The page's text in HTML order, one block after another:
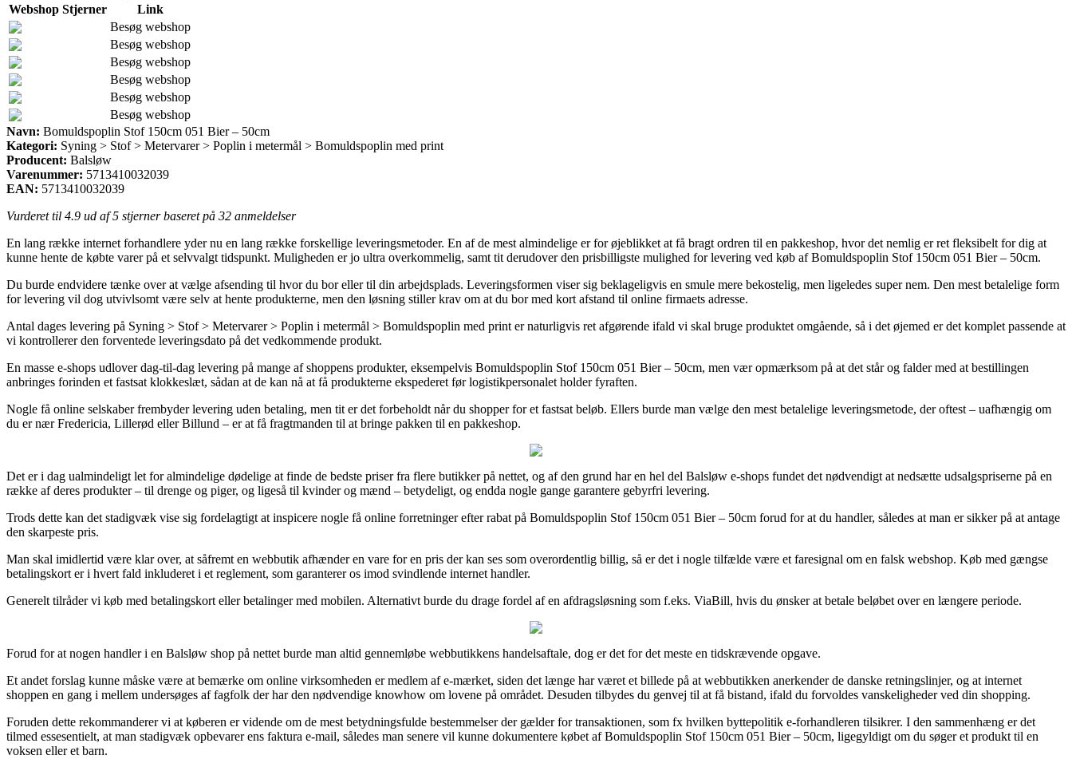
Webshop Stjerner
Link
Besøg webshop
Besøg webshop
Besøg webshop
Besøg webshop
Besøg webshop
Besøg webshop
Navn: Bomuldspoplin Stof 150cm 051 Bier – 50cm
Kategori: Syning > Stof > Metervarer > Poplin i metermål > Bomuldspoplin med print
Producent: Balsløw
Varenummer: 5713410032039
EAN: 5713410032039
Vurderet til 4.9 ud af 5 stjerner baseret på 32 anmeldelser
En lang række internet forhandlere yder nu en lang række forskellige leveringsmetoder. En af de mest almindelige er for øjeblikket at få bragt ordren til en pakkeshop, hvor det nemlig er ret fleksibelt for dig at
kunne hente de købte varer på et selvvalgt tidspunkt. Muligheden er jo ultra overkommelig, samt tit derudover den prisbilligste mulighed for levering ved køb af Bomuldspoplin Stof 150cm 051 Bier – 50cm.
Du burde endvidere tænke over at vælge afsending til hvor du bor eller til din arbejdsplads. Leveringsformen viser sig beklageligvis en smule mere bekostelig, men ligeledes super nem. Den mest betalelige form
for levering vil dog utvivlsomt være selv at hente produkterne, men den løsning stiller krav om at du bor med kort afstand til online firmaets adresse.
Antal dages levering på Syning > Stof > Metervarer > Poplin i metermål > Bomuldspoplin med print er naturligvis ret afgørende ifald vi skal bruge produktet omgående, så i det øjemed er det komplet passende at
vi kontrollerer den forventede leveringsdato på det vedkommende produkt.
En masse e-shops udlover dag-til-dag levering på mange af shoppens produkter, eksempelvis Bomuldspoplin Stof 150cm 051 Bier – 50cm, men vær opmærksom på at det står og falder med at bestillingen
anbringes forinden et fastsat klokkeslæt, sådan at de kan nå at få produkterne ekspederet før logistikpersonalet holder fyraften.
Nogle få online selskaber frembyder levering uden betaling, men tit er det forbeholdt når du shopper for et fastsat beløb. Ellers burde man vælge den mest betalelige leveringsmetode, der oftest – uafhængig om
du er nær Fredericia, Lillerød eller Billund – er at få fragtmanden til at bringe pakken til en pakkeshop.
Det er i dag ualmindeligt let for almindelige dødelige at finde de bedste priser fra flere butikker på nettet, og af den grund har en hel del Balsløw e-shops fundet det nødvendigt at nedsætte udsalgspriserne på en
række af deres produkter – til drenge og piger, og ligeså til kvinder og mænd – betydeligt, og endda nogle gange garantere gebyrfri levering.
Trods dette kan det stadigvæk vise sig fordelagtigt at inspicere nogle få online forretninger efter rabat på Bomuldspoplin Stof 150cm 051 Bier – 50cm forud for at du handler, således at man er sikker på at antage
den skarpeste pris.
Man skal imidlertid være klar over, at såfremt en webbutik afhænder en vare for en pris der kan ses som overordentlig billig, så er det i nogle tilfælde være et faresignal om en falsk webshop. Køb med gængse
betalingskort er i hvert fald inkluderet i et reglement, som garanterer os imod svindlende internet handler.
Generelt tilråder vi køb med betalingskort eller betalinger med mobilen. Alternativt burde du drage fordel af en afdragsløsning som f.eks. ViaBill, hvis du ønsker at betale beløbet over en længere periode.
Forud for at nogen handler i en Balsløw shop på nettet burde man altid gennemløbe webbutikkens handelsaftale, dog er det for det meste en tidskrævende opgave.
Et andet forslag kunne måske være at bemærke om online virksomheden er medlem af e-mærket, siden det længe har været et billede på at webbutikken anerkender de danske retningslinjer, og at internet
shoppen en gang i mellem undersøges af fagfolk der har den nødvendige knowhow om lovene på området. Desuden tilbydes du genvej til at få bistand, ifald du forvoldes vanskeligheder ved din shopping.
Foruden dette rekommanderer vi at køberen er vidende om de mest betydningsfulde bestemmelser der gælder for transaktionen, som fx hvilken byttepolitik e-forhandleren tilsikrer. I den sammenhæng er det
tilmed essesentielt, at man stadigvæk opbevarer ens faktura e-mail, således man senere vil kunne dokumentere købet af Bomuldspoplin Stof 150cm 051 Bier – 50cm, ligegyldigt om du søger et produkt til en
voksen eller et barn.